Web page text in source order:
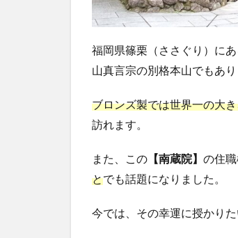
福岡県篠栗（ささぐり）にあ
山真言宗の別格本山でもあり
ブロンズ製では世界一の大
訪れます。
また、この 【南蔵院】 の住職
とでも話題になりました。
今では、その幸運に授かり